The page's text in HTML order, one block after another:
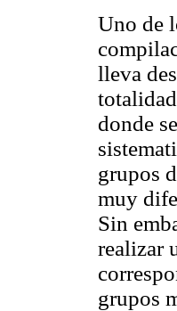
Uno de
lleva
donde
grupos
muy
Sin
realizar
grupos